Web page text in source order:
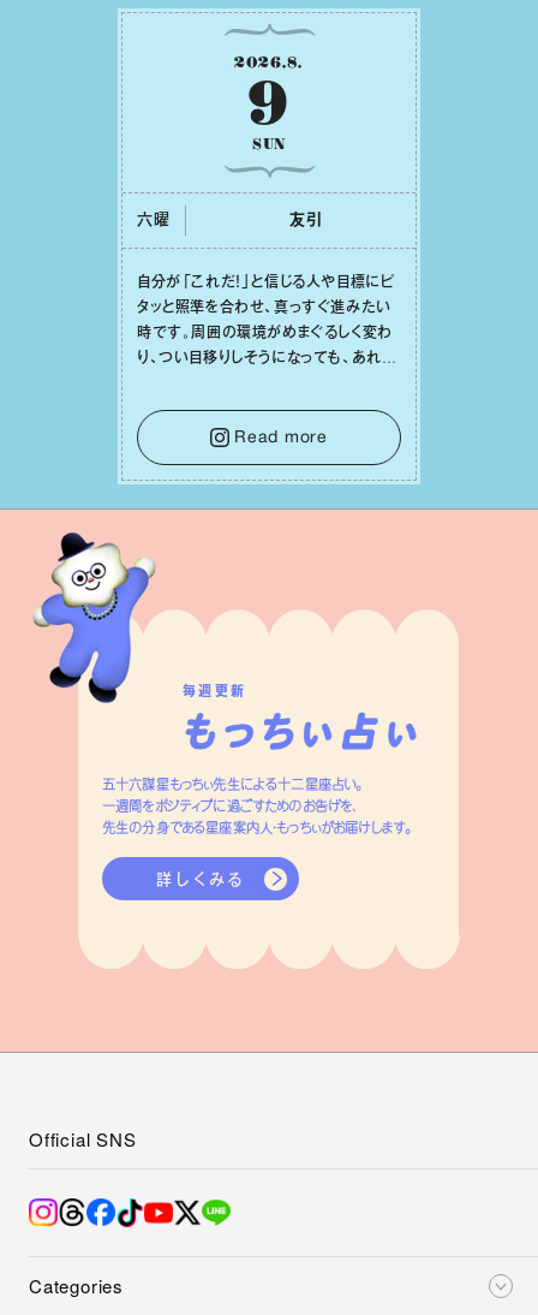
2026.8.
9
SUN
六曜 友引
⾃分が「これだ！」と信じる⼈や⽬標にピ
タッと照準を合わせ、真っすぐ進みたい
時です。周囲の環境がめまぐるしく変わ
り、つい⽬移りしそうになっても、あれこ
をそっと⼿放し、⽬の前のことに集中しま
しょう。そのブレない決意が、あなたにと
って有意義で安定した成果を引き寄せま
す。
Read more
毎週更新
五十六謀星もっちぃ先生による十二星座占い。
一週間をポジティブに過ごすためのお告げを、
先生の分身である星座案内人・もっちぃがお届けします。
詳しくみる
Categories
Official SNS